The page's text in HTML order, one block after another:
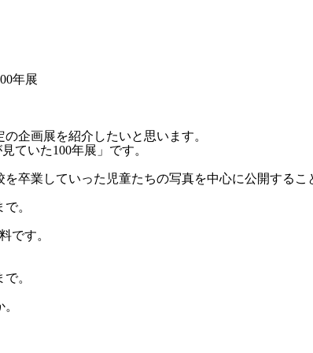
年展
企画展を紹介したいと思います。
ていた100年展」です。
卒業していった児童たちの写真を中心に公開する
。
です。
。